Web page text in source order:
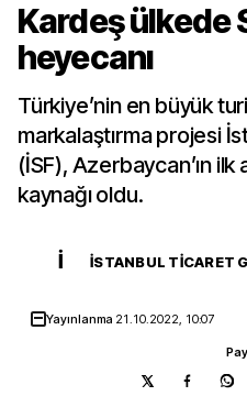
Kardeş ülkede
heyecanı
Türkiye’nin en büyük
markalaştırma projesi
(İSF), Azerbaycan’ın
kaynağı oldu.
İ İSTANBUL TICARET
Yayınlanma 21.10.2022, 10:07